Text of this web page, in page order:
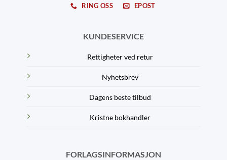
RING OSS EPOST
KUNDESERVICE
Rettigheter ved retur
Nyhetsbrev
Dagens beste tilbud
Kristne bokhandler
FORLAGSINFORMASJON